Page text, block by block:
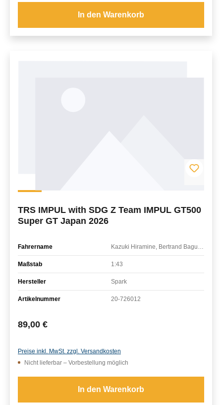
In den Warenkorb
TRS IMPUL with SDG Z Team IMPUL GT500
Super GT Japan 2026
Fahrername
Maßstab 1:43
Hersteller Spark
Artikelnummer 20-726012
Regulärer Preis:
89,00 €
Preise inkl. MwSt. zzgl. Versandkosten
Nicht lieferbar – Vorbestellung möglich
In den Warenkorb